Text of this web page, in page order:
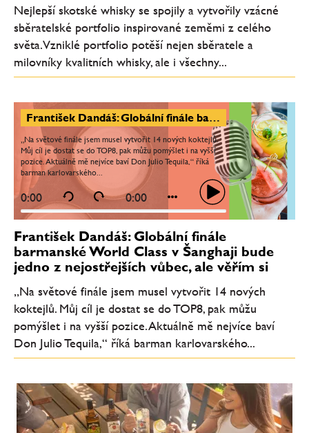
Nejlepší skotské whisky se spojily a vytvořily vzácné
sběratelské portfolio inspirované zeměmi z celého
světa. Vzniklé portfolio potěší nejen sběratele a
milovníky kvalitních whisky, ale i všechny...
František Dandáš: Globální finále barmanské World Class v Šanghaji bude jedno z nejostřejších vůbec, ale věřím si
„Na světové finále jsem musel vytvořit 14 nových koktejlů.
Můj cíl je dostat se do TOP8, pak můžu pomýšlet i na vyšší
pozice. Aktuálně mě nejvíce baví Don Julio Tequila,“ říká
barman karlovarského...
0:00 0:00
František Dandáš: Globální finále
barmanské World Class v Šanghaji bude
jedno z nejostřejších vůbec, ale věřím si
„Na světové finále jsem musel vytvořit 14 nových
koktejlů. Můj cíl je dostat se do TOP8, pak můžu
pomýšlet i na vyšší pozice. Aktuálně mě nejvíce baví
Don Julio Tequila,“ říká barman karlovarského...